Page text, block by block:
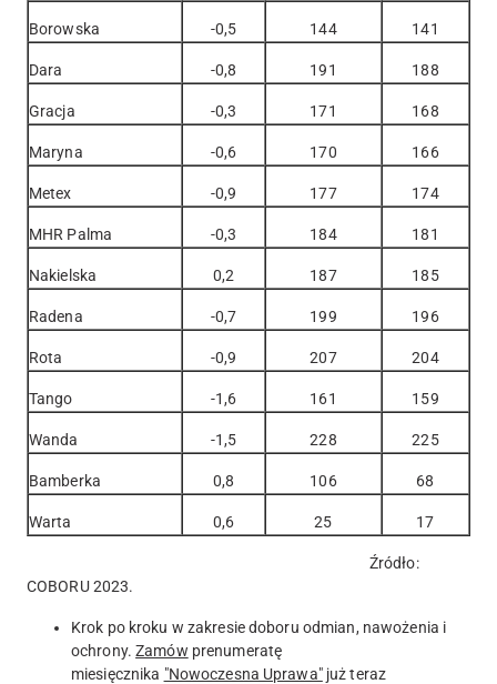
Borowska -0,5 144 141
Dara -0,8 191 188
Gracja -0,3 171 168
Maryna -0,6 170 166
Metex -0,9 177 174
MHR Palma -0,3 184 181
Nakielska 0,2 187 185
Radena -0,7 199 196
Rota -0,9 207 204
Tango -1,6 161 159
Wanda -1,5 228 225
Bamberka 0,8 106 68
Warta 0,6 25 17
Źródło:
COBORU 2023.
Krok po kroku w zakresie doboru odmian, nawożenia i
ochrony.Zamów prenumeratę
miesięcznika "Nowoczesna Uprawa"już teraz